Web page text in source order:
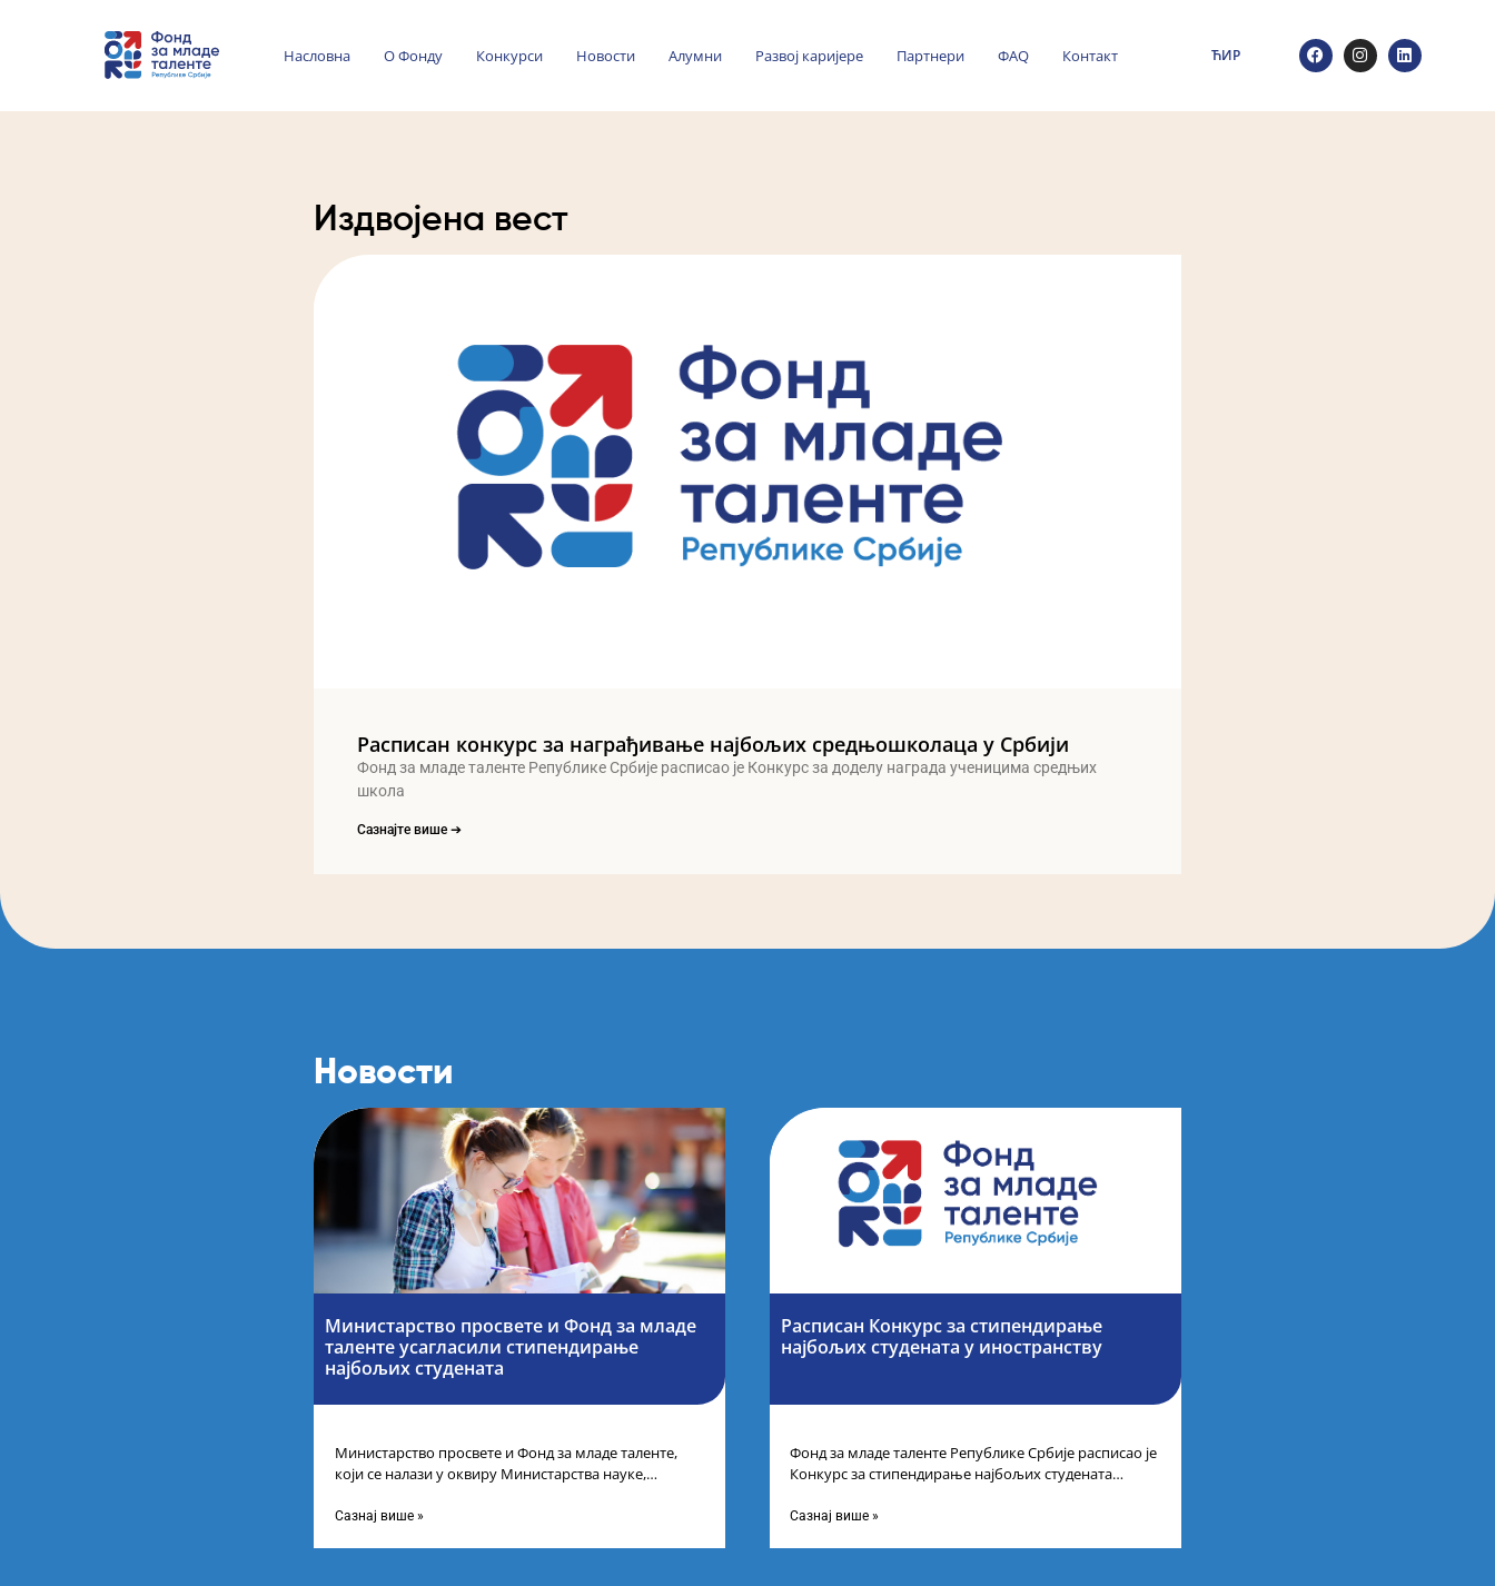
Насловна О Фонду Конкурси Новости Алумни Развој каријере Партнери ФАQ Контакт ЋИР
Издвојена вест
Расписан конкурс за награђивање најбољих средњошколаца у Србији
Фонд за младе таленте Републике Србије расписао је Конкурс за доделу награда ученицима средњих
школа
Сазнајте више ➔
Новости
Министарство просвете и Фонд за младе
таленте усагласили стипендирање
најбољих студената
Министарство просвете и Фонд за младе таленте,
који се налази у оквиру Министарства науке,
Сазнај више »
Расписан Конкурс за стипендирање
најбољих студената y иностранству
Фонд за младе таленте Републике Србије расписао је
Конкурс за стипендирање најбољих студената
Сазнај више »